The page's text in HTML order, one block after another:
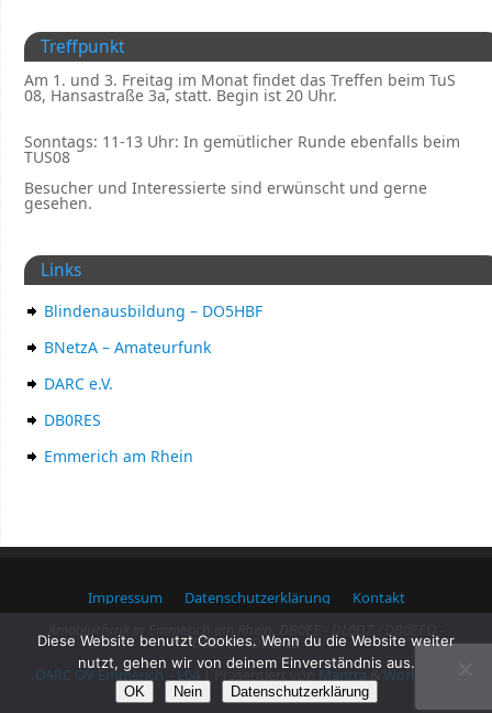
Treffpunkt
Am 1. und 3. Freitag im Monat findet das Treffen beim TuS
08, Hansastraße 3a, statt. Begin ist 20 Uhr.
Sonntags: 11-13 Uhr: In gemütlicher Runde ebenfalls beim
TUS08
Besucher und Interessierte sind erwünscht und gerne
gesehen.
Links
Blindenausbildung – DO5HBF
BNetzA – Amateurfunk
DARC e.V.
DB0RES
Emmerich am Rhein
Impressum Datenschutzerklärung
Kontakt
DB0TVA - DB0KLE
DARC OV Emmerich – L04| Präsentiert vonMantra&WordPress.
Diese Website benutzt Cookies. Wenn du die Website weiter
nutzt, gehen wir von deinem Einverständnis aus.
OK Nein Datenschutzerklärung